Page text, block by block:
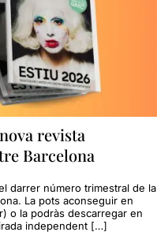
revista
Barcelona
darrer número trimestral de la
La pots aconseguir en
o la podràs descarregar en
independent […]